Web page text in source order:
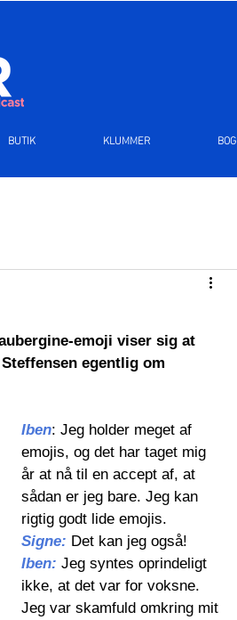
BUTIK KLUMMER BOG
emoji viser sig at
egentlig om
Iben: Jeg holder meget af
emojis, og det har taget mig
år at nå til en accept af, at
sådan er jeg bare. Jeg kan
rigtig godt lide emojis.
Signe: Det kan jeg også!
Iben: Jeg syntes oprindeligt
ikke, at det var for voksne.
Jeg var skamfuld omkring mit